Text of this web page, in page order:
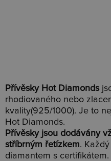
Přívěsky Hot Diamonds
rhodiovaného nebo
kvality(925/1000). Je to
Hot Diamonds.
Přívěsky jsou dodávány
stříbrným řetízkem.
diamantem s certifikátem.